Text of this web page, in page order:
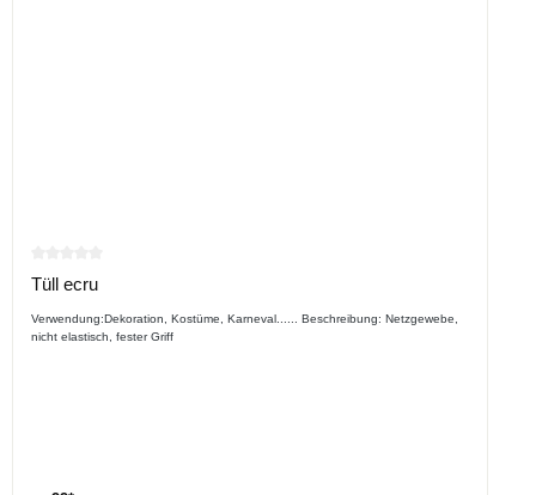
Durchschnittliche Bewertung von 0 von 5 Sternen
Tüll ecru
Verwendung:Dekoration, Kostüme, Karneval...... Beschreibung: Netzgewebe,
nicht elastisch, fester Griff